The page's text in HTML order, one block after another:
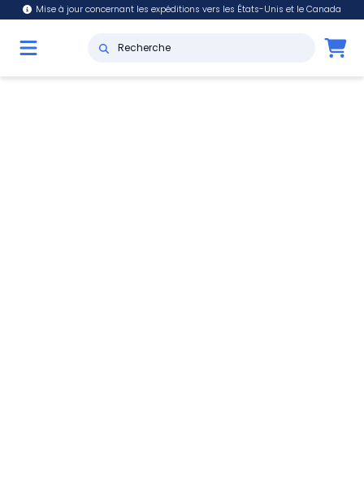
Mise à jour concernant les expéditions vers les États-Unis et le Canada